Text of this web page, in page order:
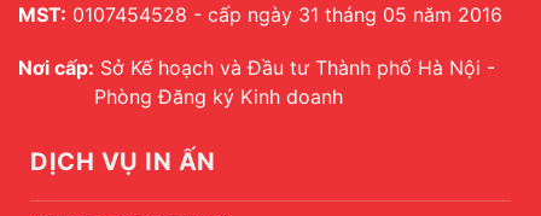
MST: 0107454528 - cấp ngày 31 tháng 05 năm 2016
Nơi cấp: Sở Kế hoạch và Đầu tư Thành phố Hà Nội -
Phòng Đăng ký Kinh doanh
DỊCH VỤ IN ẤN